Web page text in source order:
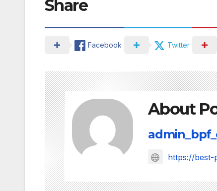
Share
Facebook Twitter
About
https://best-